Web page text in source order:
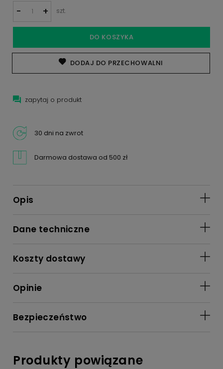
- + szt.
DO KOSZYKA
DODAJ DO PRZECHOWALNI
zapytaj o produkt
30 dni na zwrot
Darmowa dostawa od 500 zł
Opis
Dane techniczne
Koszty dostawy
Opinie
Bezpieczeństwo
Produkty powiązane